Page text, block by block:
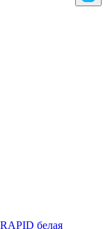
белая